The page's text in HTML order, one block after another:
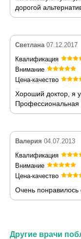
дорогой
Светлана 07.12.2017
Квалификация
Внимание
Цена-качество
Хороший доктор, я
Профессиональная
Валерия 04.07.2013
Квалификация
Внимание
Цена-качество
Очень понравилось
Другие врачи